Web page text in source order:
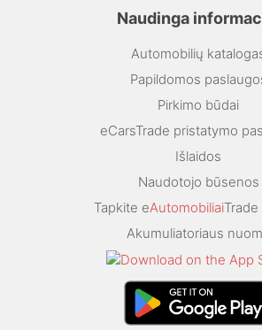
Naudinga
Automobilių
Papildomos
Pirkimo būdai
eCarsTrade pristatymo
Išlaidos
Naudotojo būsenos
Tapkite eAutomobiliai
Akumuliatoriaus